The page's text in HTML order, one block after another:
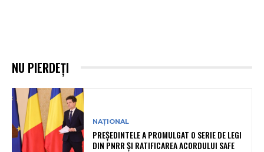
NU PIERDEȚI
NAȚIONAL
PREȘEDINTELE A PROMULGAT O SERIE DE LEGI
DIN PNRR ȘI RATIFICAREA ACORDULUI SAFE